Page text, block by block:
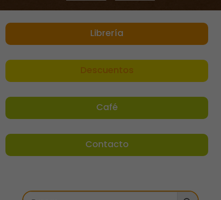
Librería
Descuentos
Café
Contacto